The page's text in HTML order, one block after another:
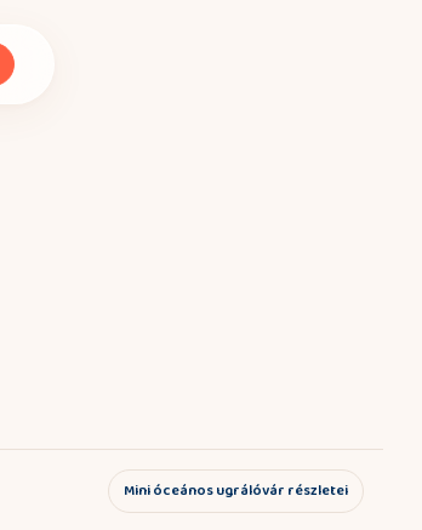
Mini óceános ugrálóvár részletei